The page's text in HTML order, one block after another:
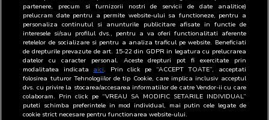
investite la valoarea rate-card permite
compararea rezultatelor intre medii sau
pentru diverse produse media ori companii.
Aceasta faciliteaza calculul cotelor de piata
si realizarea de analize relevante la nivel
de piata sau pentru fiecare mediu, precum
si analiza evolutiilor si tendintelor.
partenere, precum si furnizorii nostri de servicii de date analitice)
prelucram date pentru a permite website-ului sa functioneze, pentru a
personaliza continutul si anunturile publicitare afisate in functie de
interesele si/sau profilul dvs., pentru a va oferi functionalitati aferente
retelelor de socializare si pentru a analiza traficul pe website. Beneficiati
de drepturile prevazute de art. 15-22 din GDPR in legatura cu prelucrarea
datelor cu caracter personal. Aceste drepturi pot fi exercitate prin
modalitatea indicata aici. Prin click pe “ACCEPT TOATE”, acceptati
folosirea tuturor Tehnologiilor de tip Cookie, care implica inclusiv acceptul
dvs. cu privire la stocarea/accesarea informatiilor de catre Vendor-ii cu care
colaboram. Prin click pe “VREAU SA MODIFIC SETARILE INDIVIDUAL”
puteti schimba preferintele in mod individual, mai putin cele legate de
cookie strict necesare pentru functionarea website-ului.